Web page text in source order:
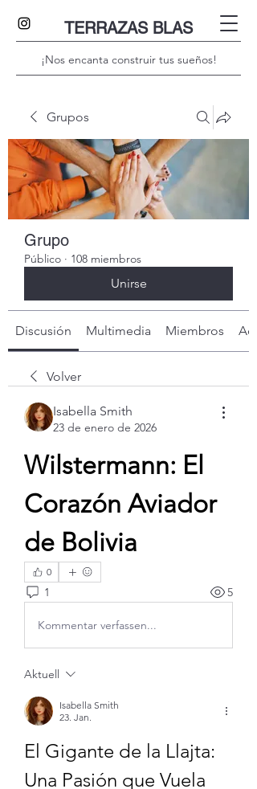
TERRAZAS BLAS
¡Nos encanta construir tus sueños!
Grupos
Grupo
Público · 108 miembros
Unirse
Discusión Multimedia Miembros
Volver
Isabella Smith
23 de enero de 2026
Wilstermann: El
Corazón Aviador
de Bolivia
0
1 5
Kommentar verfassen...
Aktuell
Isabella Smith
23. Jan.
El Gigante de la Llajta:
Una Pasión que Vuela